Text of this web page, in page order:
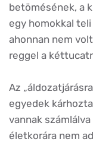
betömésének, a
egy homokkal
ahonnan nem
reggel a
Az
egyedek
vannak
életkorára nem